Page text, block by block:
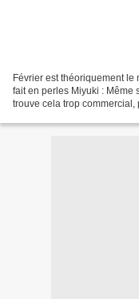
Février est théoriquement
fait en perles Miyuki : Même
trouve cela trop